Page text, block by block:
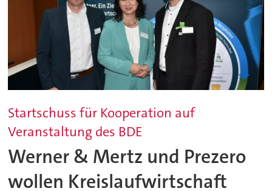
Startschuss für Kooperation auf
Veranstaltung des BDE
Werner & Mertz und Prezero
wollen Kreislaufwirtschaft